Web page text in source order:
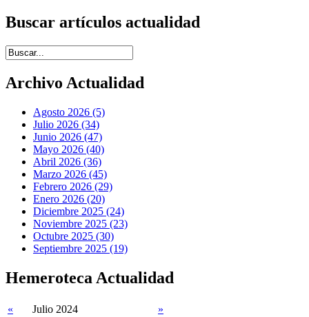
Buscar artículos actualidad
Introduce términos de búsqueda
Archivo Actualidad
Agosto 2026 (5)
Julio 2026 (34)
Junio 2026 (47)
Mayo 2026 (40)
Abril 2026 (36)
Marzo 2026 (45)
Febrero 2026 (29)
Enero 2026 (20)
Diciembre 2025 (24)
Noviembre 2025 (23)
Octubre 2025 (30)
Septiembre 2025 (19)
Hemeroteca Actualidad
« Julio 2024
»